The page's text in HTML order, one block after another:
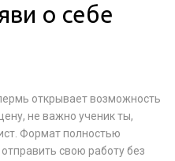
о себе
открывает возможность
не важно ученик ты,
Формат полностью
свою работу без